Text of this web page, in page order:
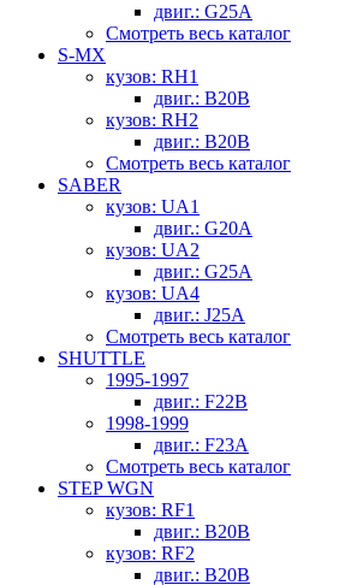
двиг.: G25A
Смотреть весь каталог
S-MX
кузов: RH1
двиг.: B20B
кузов: RH2
двиг.: B20B
Смотреть весь каталог
SABER
кузов: UA1
двиг.: G20A
кузов: UA2
двиг.: G25A
кузов: UA4
двиг.: J25A
Смотреть весь каталог
SHUTTLE
1995-1997
двиг.: F22B
1998-1999
двиг.: F23A
Смотреть весь каталог
STEP WGN
кузов: RF1
двиг.: B20B
кузов: RF2
двиг.: B20B